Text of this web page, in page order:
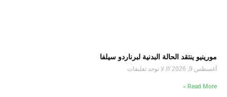
مورينيو ينتقد الحالة البدنية لبرناردو سيلفا
أغسطس 9, 2026 لا توجد تعليقات
Read More »